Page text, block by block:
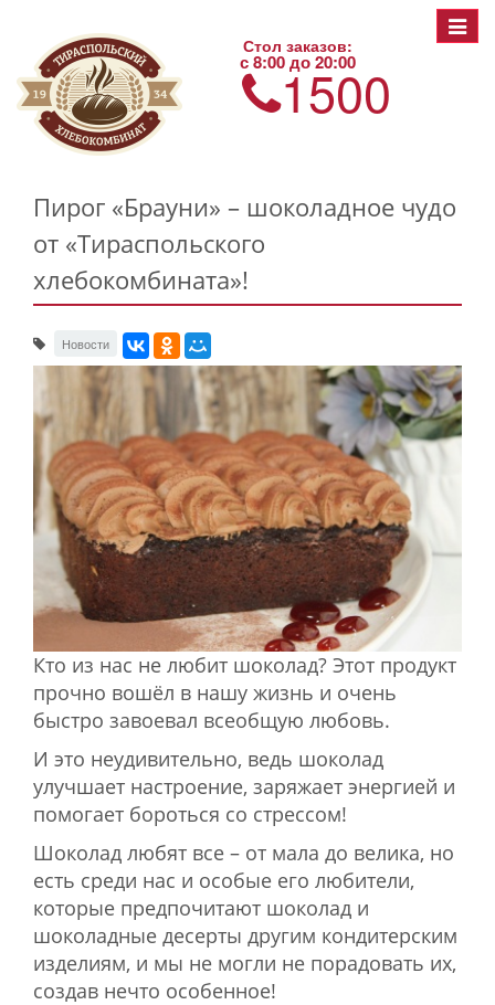
Toggle
Стол заказов:
с 8:00 до 20:00
1500
Пирог «Брауни» – шоколадное чудо
от «Тираспольского
хлебокомбината»!
Новости
Кто из нас не любит шоколад? Этот продукт
прочно вошёл в нашу жизнь и очень
быстро завоевал всеобщую любовь.
И это неудивительно, ведь шоколад
улучшает настроение, заряжает энергией и
помогает бороться со стрессом!
Шоколад любят все – от мала до велика, но
есть среди нас и особые его любители,
которые предпочитают шоколад и
шоколадные десерты другим кондитерским
изделиям, и мы не могли не порадовать их,
создав нечто особенное!